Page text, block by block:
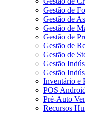
Gestão de
Gestão de
Gestão de
Gestão de
Gestão de
Gestão de
Gestão
Gestão
Inventário e
POS Android
Pré-Auto
Recursos